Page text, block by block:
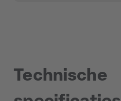
Technische